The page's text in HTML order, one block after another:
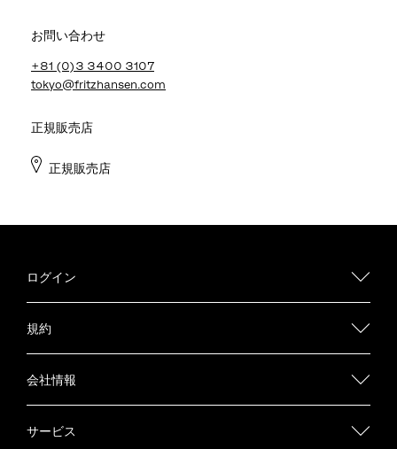
お問い合わせ
+81 (0)3 3400 3107
tokyo@fritzhansen.com
正規販売店
正規販売店
ログイン
規約
会社情報
サービス